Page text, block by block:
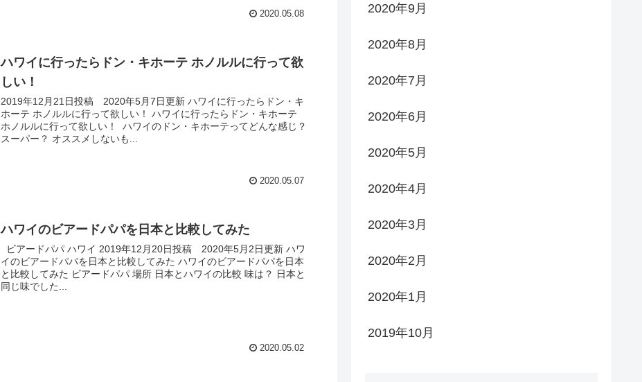
2020.05.08
ハワイに行ったらドン・キホーテ ホノルルに行って欲
しい！
2019年12月21日投稿 2020年5月7日更新 ハワイに行ったらドン・キ
ホーテ ホノルルに行って欲しい！ ハワイに行ったらドン・キホーテ
ホノルルに行って欲しい！ ハワイのドン・キホーテってどんな感じ？
スーパー？ オススメしないも...
2020.05.07
ハワイのビアードパパを日本と比較してみた
ビアードパパ ハワイ 2019年12月20日投稿 2020年5月2日更新 ハワ
イのビアードパパを日本と比較してみた ハワイのビアードパパを日本
と比較してみた ビアードパパ 場所 日本とハワイの比較 味は？ 日本と
同じ味でした...
2020.05.02
2020年9月
2020年8月
2020年7月
2020年6月
2020年5月
2020年4月
2020年3月
2020年2月
2020年1月
2019年10月